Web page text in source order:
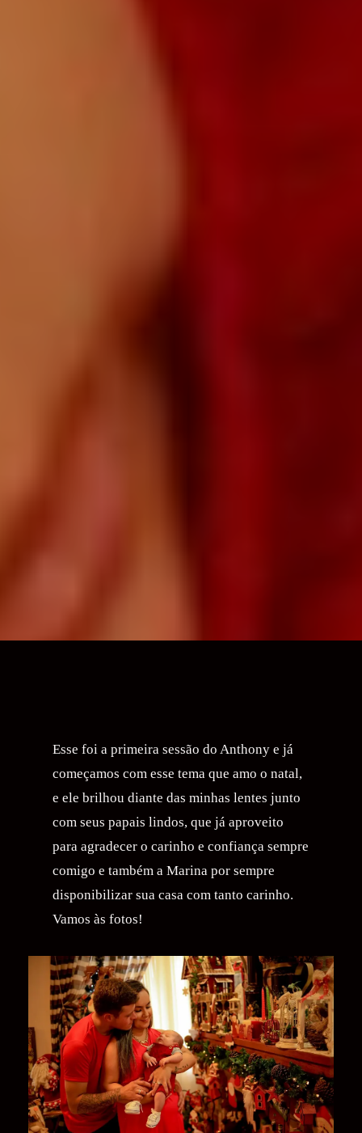
Esse foi a primeira sessão do Anthony e já
começamos com esse tema que amo o natal,
e ele brilhou diante das minhas lentes junto
com seus papais lindos, que já aproveito
para agradecer o carinho e confiança sempre
comigo e também a Marina por sempre
disponibilizar sua casa com tanto carinho.
Vamos às fotos!